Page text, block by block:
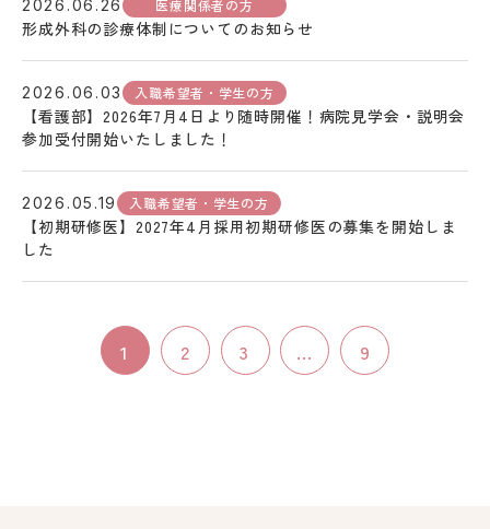
2026.06.26 医療関係者の方
形成外科の診療体制についてのお知らせ
2026.06.03 入職希望者・学生の方
【看護部】2026年7月4日より随時開催！病院見学会・説明会
参加受付開始いたしました！
2026.05.19 入職希望者・学生の方
【初期研修医】2027年4月採用初期研修医の募集を開始しま
した
1 2 3 ... 9